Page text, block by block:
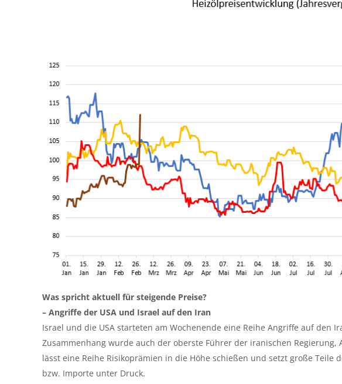
Was spricht aktuell für steigende Preise?
– Angriffe der USA und Israel auf den Iran
Israel und die USA starteten am Wochenende eine Reihe Angriffe auf den
Zusammenhang wurde auch der oberste Führer der iranischen Regierung,
lässt eine Reihe Risikoprämien in die Höhe schießen und setzt große Teile
bzw. Importe unter Druck.